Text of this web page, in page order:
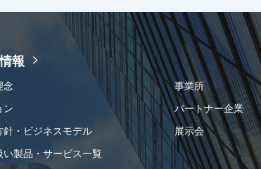
報
念
ン
針・ビジネスモデル
い製品・サービス一覧
事業所
パートナー企業
展示会